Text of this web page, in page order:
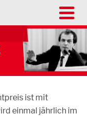
ist mit
einmal jährlich im